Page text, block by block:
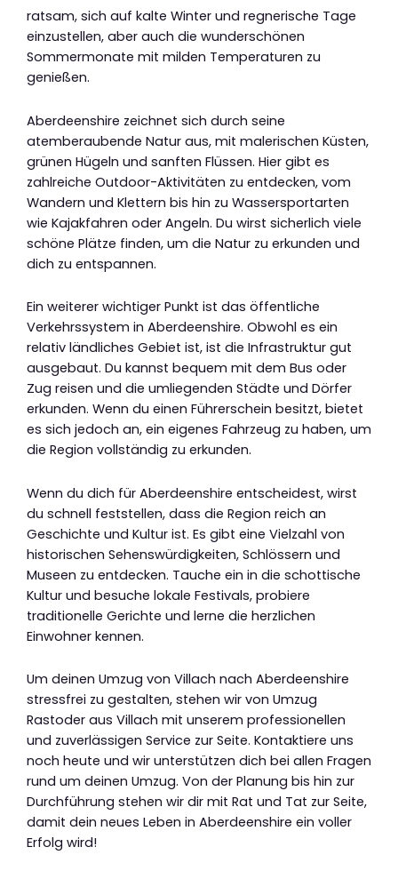
ratsam, sich auf kalte Winter und regnerische Tage
einzustellen, aber auch die wunderschönen
Sommermonate mit milden Temperaturen zu
genießen.
Aberdeenshire zeichnet sich durch seine
atemberaubende Natur aus, mit malerischen Küsten,
grünen Hügeln und sanften Flüssen. Hier gibt es
zahlreiche Outdoor-Aktivitäten zu entdecken, vom
Wandern und Klettern bis hin zu Wassersportarten
wie Kajakfahren oder Angeln. Du wirst sicherlich viele
schöne Plätze finden, um die Natur zu erkunden und
dich zu entspannen.
Ein weiterer wichtiger Punkt ist das öffentliche
Verkehrssystem in Aberdeenshire. Obwohl es ein
relativ ländliches Gebiet ist, ist die Infrastruktur gut
ausgebaut. Du kannst bequem mit dem Bus oder
Zug reisen und die umliegenden Städte und Dörfer
erkunden. Wenn du einen Führerschein besitzt, bietet
es sich jedoch an, ein eigenes Fahrzeug zu haben, um
die Region vollständig zu erkunden.
Wenn du dich für Aberdeenshire entscheidest, wirst
du schnell feststellen, dass die Region reich an
Geschichte und Kultur ist. Es gibt eine Vielzahl von
historischen Sehenswürdigkeiten, Schlössern und
Museen zu entdecken. Tauche ein in die schottische
Kultur und besuche lokale Festivals, probiere
traditionelle Gerichte und lerne die herzlichen
Einwohner kennen.
Um deinen Umzug von Villach nach Aberdeenshire
stressfrei zu gestalten, stehen wir von Umzug
Rastoder aus Villach mit unserem professionellen
und zuverlässigen Service zur Seite. Kontaktiere uns
noch heute und wir unterstützen dich bei allen Fragen
rund um deinen Umzug. Von der Planung bis hin zur
Durchführung stehen wir dir mit Rat und Tat zur Seite,
damit dein neues Leben in Aberdeenshire ein voller
Erfolg wird!